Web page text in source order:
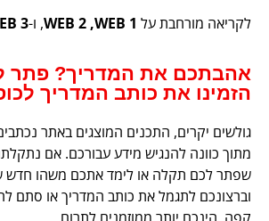
לקריאה מורחבת עלWEB 2 ,WEB 1, ו-WEB 3
אהבתכם את המדריך? פתר
הזמינו את כותב המדריך
גולשים יקרים, התכנים המוצגים באתר
מתוך כוונה להנגיש מידע עבורכם. אם נתקלתם
שפתר לכם תקלה או לימד אתכם משהו חדש
וברצונכם לתגמל את כותב המדריך או סתם